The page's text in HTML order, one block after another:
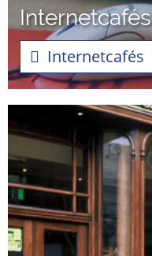
Internetcafés
Internetcafés